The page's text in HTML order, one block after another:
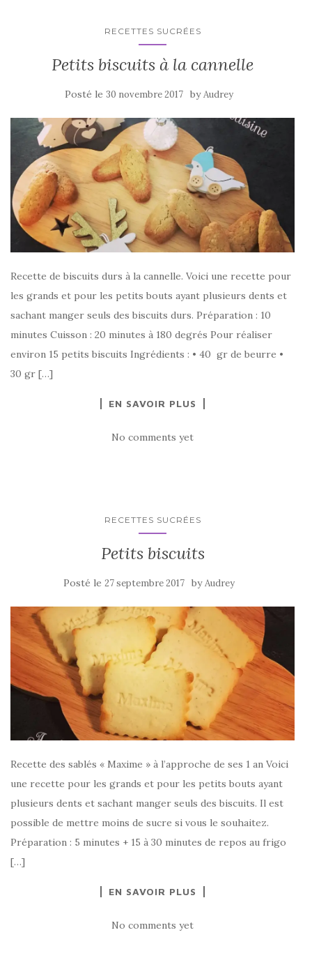
RECETTES SUCRÉES
Petits biscuits à la cannelle
Posté le 30 novembre 2017 byAudrey
Recette de biscuits durs à la cannelle. Voici une recette pour
les grands et pour les petits bouts ayant plusieurs dents et
sachant manger seuls des biscuits durs. Préparation : 10
minutes Cuisson : 20 minutes à 180 degrés Pour réaliser
environ 15 petits biscuits Ingrédients : • 40 gr de beurre •
30 gr […]
EN SAVOIR PLUS
No comments yet
RECETTES SUCRÉES
Petits biscuits
Posté le 27 septembre 2017 byAudrey
Recette des sablés « Maxime » à l’approche de ses 1 an Voici
une recette pour les grands et pour les petits bouts ayant
plusieurs dents et sachant manger seuls des biscuits. Il est
possible de mettre moins de sucre si vous le souhaitez.
Préparation : 5 minutes + 15 à 30 minutes de repos au frigo
[…]
EN SAVOIR PLUS
No comments yet